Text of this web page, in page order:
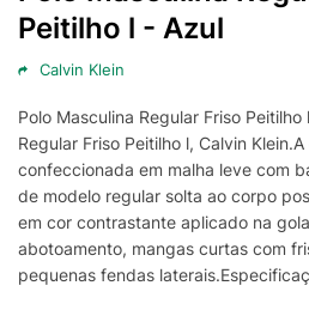
Peitilho l - Azul
Calvin Klein
Polo Masculina Regular Friso
Regular Friso Peitilho l, Calvin
confeccionada em malha leve com
de modelo regular solta ao corpo
em cor contrastante aplicado na
abotoamento, mangas curtas com
pequenas fendas
mão.Composição: 100%